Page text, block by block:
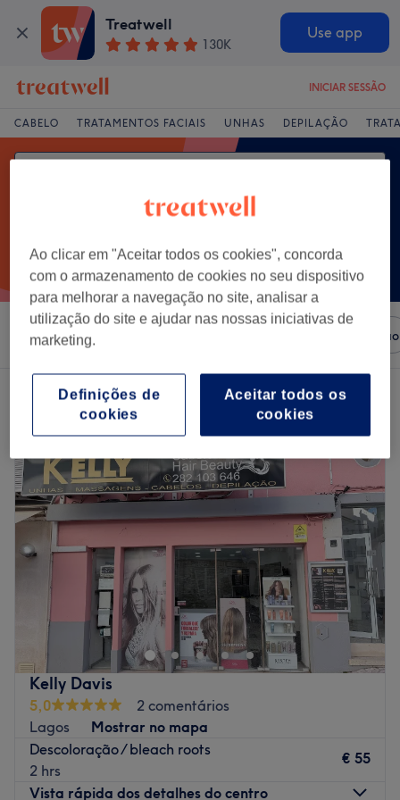
Treatwell
130K
Use app
INICIAR SESSÃO
CABELO TRATAMENTOS FACIAIS UNHAS DEPILAÇÃO
Ordenar por Classificação
Um centro que oferece:
descoloração cabelo mulher perto Alvor, Distrito de Faro
Kelly Davis
5,0
2 comentários
Lagos
Mostrar no mapa
Descoloração / bleach roots
2 hrs
€ 55
Vista rápida dos detalhes do centro
Ao clicar em "Aceitar todos os cookies", concorda
com o armazenamento de cookies no seu dispositivo
para melhorar a navegação no site, analisar a
utilização do site e ajudar nas nossas iniciativas de
marketing.
Aceitar todos os
cookies
Definições de
cookies